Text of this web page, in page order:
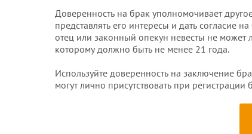
Доверенность на брак уполномочивает
представлять его интересы и дать согласие
отец или законный опекун невесты не может
которому должно быть не менее 21 года.
Используйте доверенность на заключение
могут лично присутствовать при регистрации